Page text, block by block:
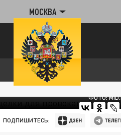
МОСКВА
ФОТО:
ПОДПИШИТЕСЬ: